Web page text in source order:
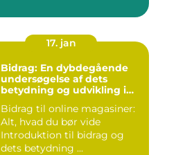
17. jan
Bidrag: En dybdegående
undersøgelse af dets
betydning og udvikling i
Bidrag til online magasiner:
Alt, hvad du bør vide
Introduktion til bidrag og
dets betydning ...